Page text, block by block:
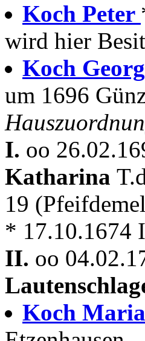
Koch Peter
wird hier
Koch Georg
um 1696
I. oo
Katharina
19
* 17.10.1674
II. oo
Koch Maria